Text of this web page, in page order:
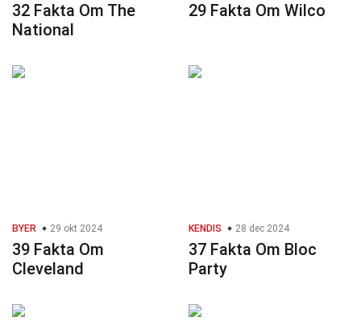
32 Fakta Om The
National
29 Fakta Om Wilco
BYER 29 okt 2024
39 Fakta Om
Cleveland
KENDIS 28 dec 2024
37 Fakta Om Bloc
Party